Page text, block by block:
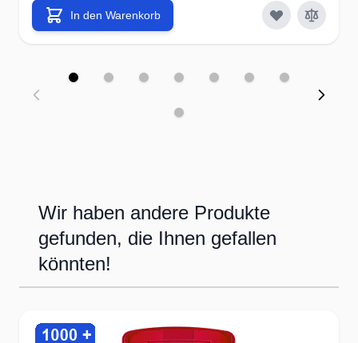
In den Warenkorb
Wir haben andere Produkte
gefunden, die Ihnen gefallen
könnten!